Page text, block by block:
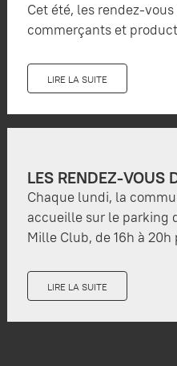
Cet été, les rendez-
commerçants et
LIRE LA SUITE
LES RENDEZ-VOUS
Chaque lundi, la
accueille sur le parking
Mille Club, de 16h à 20h
LIRE LA SUITE